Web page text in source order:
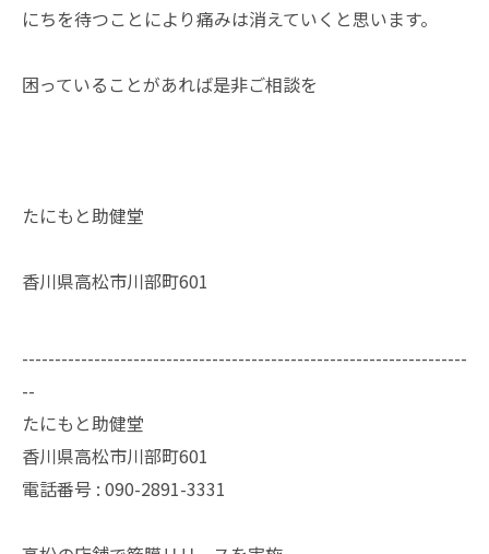
にちを待つことにより痛みは消えていくと思います。
困っていることがあれば是非ご相談を
たにもと助健堂
香川県高松市川部町601
--------------------------------------------------------------------
--
たにもと助健堂
香川県高松市川部町601
電話番号 : 090-2891-3331